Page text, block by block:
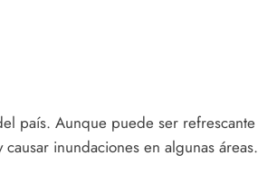
país. Aunque puede ser refrescante
inundaciones en algunas áreas.